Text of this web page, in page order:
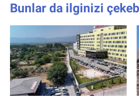
Bunlar da ilginizi